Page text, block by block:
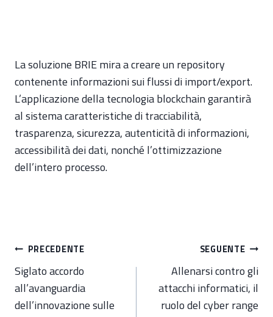
La soluzione BRIE mira a creare un repository
contenente informazioni sui flussi di import/export.
L’applicazione della tecnologia blockchain garantirà
al sistema caratteristiche di tracciabilità,
trasparenza, sicurezza, autenticità di informazioni,
accessibilità dei dati, nonché l’ottimizzazione
dell’intero processo.
Navigazione
articoli
PRECEDENTE
Siglato accordo
all’avanguardia
dell’innovazione sulle
SEGUENTE
Allenarsi contro gli
attacchi informatici, il
ruolo del cyber range